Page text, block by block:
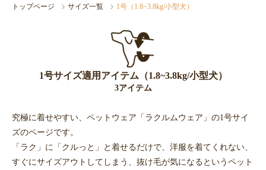
トップページ サイズ一覧 1号（1.8~3.8kg/小型犬）
1号サイズ適用アイテム（1.8~3.8kg/小型犬）
3アイテム
究極に着せやすい、ペットウェア「ラクルムウェア」の1号サイ
ズのページです。
「ラク」に「クルっと」と着せるだけで、洋服を着てくれない、
すぐにサイズアウトしてしまう、抜け毛が気になるというペット